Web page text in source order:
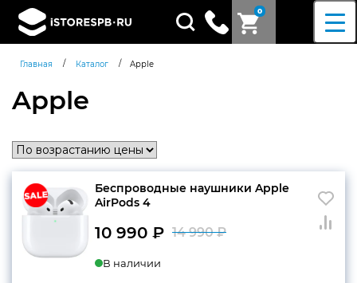
0
Поиск
товаров
Главная / Каталог / Apple
Apple
Беспроводные наушники Apple
AirPods 4
14 990₽
10 990 ₽
В наличии